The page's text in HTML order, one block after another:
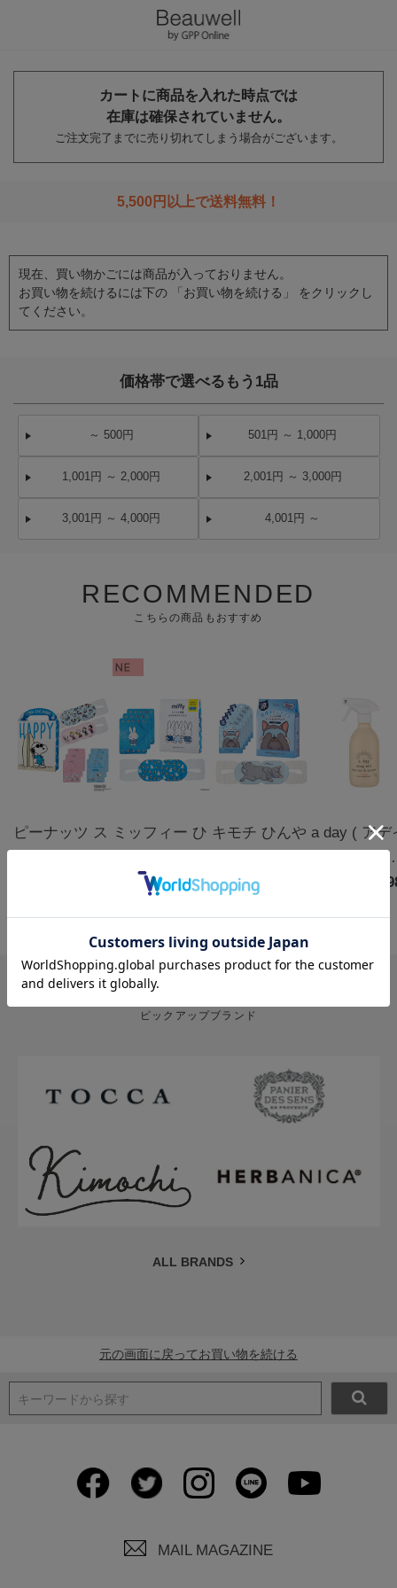
カートに商品を入れた時点では
在庫は確保されていません。
ご注文完了までに売り切れてしまう場合がございます。
5,500円以上で送料無料！
現在、買い物かごには商品が入っておりません。
お買い物を続けるには下の 「お買い物を続ける」 をクリックし
てください。
価格帯で選べるもう1品
～ 500円 501円 ～ 1,000円
1,001円 ～ 2,000円 2,001円 ～ 3,000円
3,001円 ～ 4,000円 4,001円 ～
RECOMMENDED
こちらの商品もおすすめ
ピーナッツ ス
ミッフィー ひ
スク3枚 カモ
￥770
キモチ ひんや
5枚 無香料
a day ( アデ
) アロマルー
ムミスト フ
￥
PICK UP BRAND
ピックアップブランド
ALL BRANDS
元の画面に戻ってお買い物を続ける
キーワードから探す
MAIL MAGAZINE